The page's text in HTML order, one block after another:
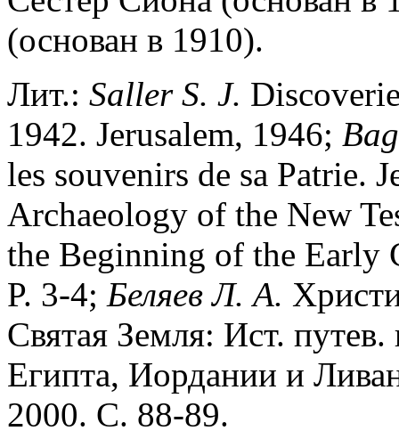
(основан в 1910).
Лит.: Saller S. J.
1942. Jerusalem, 1946;
les souvenirs de sa Patrie.
Archaeology of the New
the Beginning of the Early
P. 3-4; Беляев Л. А.
Святая Земля: Ист.
Египта, Иордании и
2000. С. 88-89.